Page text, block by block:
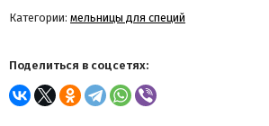
Категории: мельницы для специй
Поделиться в соцсетях: